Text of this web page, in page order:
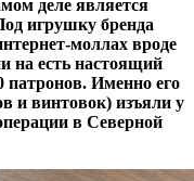
деле является
игрушку бренда
моллах вроде
на есть настоящий
патронов. Именно его
и винтовок) изъяли у
в Северной